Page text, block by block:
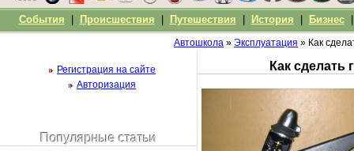
Автошкола » Эксплуатация » Как
Как
Регистрация на сайте
Авторизация
Популярные статьи
События Происшествия Путешествия История Бизнес